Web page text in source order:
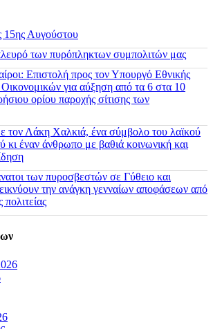
15ης Αυγούστου
των πυρόπληκτων συμπολιτών μας
Επιστολή προς τον Υπουργό Εθνικής
για αύξηση από τα 6 στα 10
ορίου παροχής σίτισης των
τον Λάκη Χαλκιά, ένα σύμβολο του λαϊκού
κι έναν άνθρωπο με βαθιά κοινωνική και
των πυροσβεστών σε Γύθειο και
την ανάγκη γενναίων αποφάσεων από